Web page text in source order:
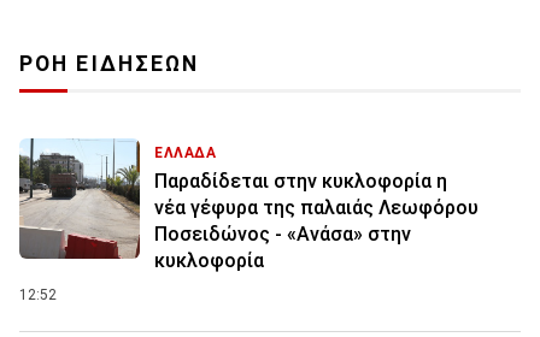
ΡΟΗ ΕΙΔΗΣΕΩΝ
ΕΛΛΑΔΑ
Παραδίδεται στην κυκλοφορία η
νέα γέφυρα της παλαιάς Λεωφόρου
Ποσειδώνος - «Ανάσα» στην
κυκλοφορία
12:52